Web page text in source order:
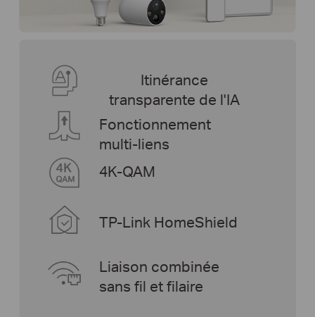
Liaison combinée
sans fil et filaire
TP-Link HomeShield
Fonctionnement
multi-liens
4K-QAM
Itinérance
transparente de l'IA